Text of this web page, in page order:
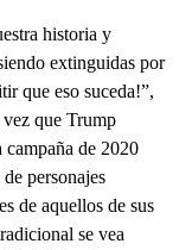
historia y
extinguidas por
que eso suceda!”,
que Trump
de 2020
personajes
de aquellos de sus
se vea